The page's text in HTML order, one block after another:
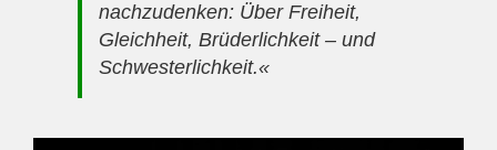
nachzudenken: Über Freiheit,
Gleichheit, Brüderlichkeit – und
Schwesterlichkeit.«